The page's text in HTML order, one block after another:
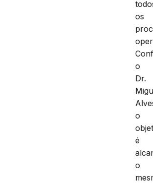
os
o
Dr.
o
é
o